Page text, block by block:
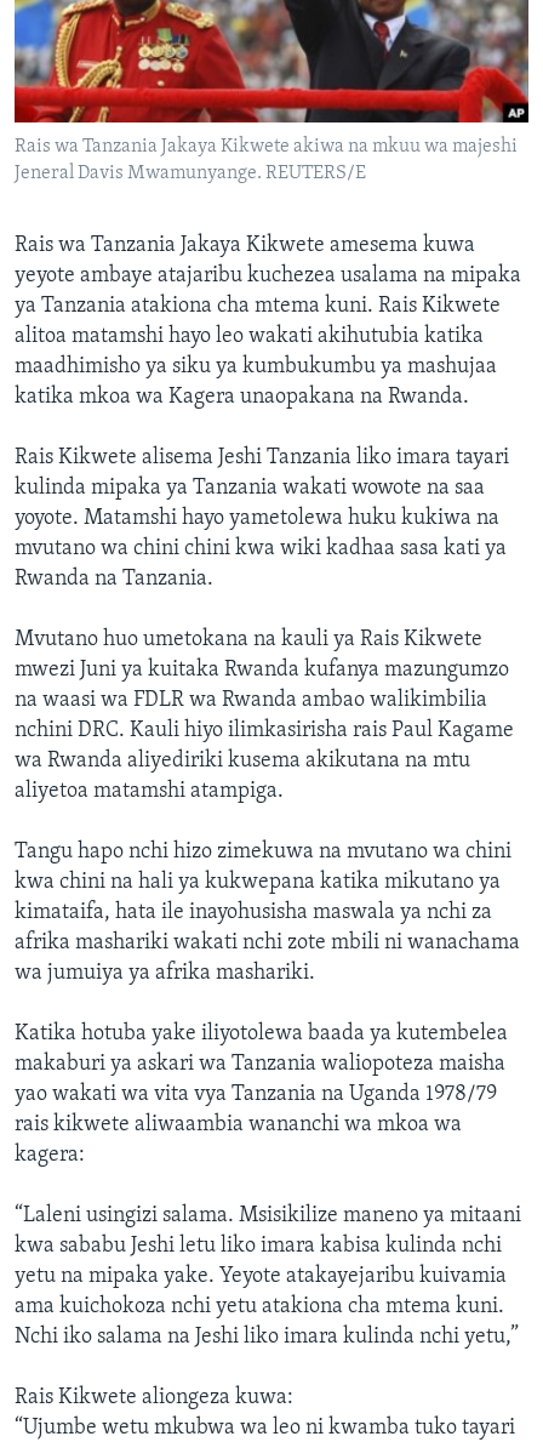
Rais wa Tanzania Jakaya Kikwete akiwa na mkuu wa majeshi
Jeneral Davis Mwamunyange. REUTERS/E
Rais wa Tanzania Jakaya Kikwete amesema kuwa
yeyote ambaye atajaribu kuchezea usalama na mipaka
ya Tanzania atakiona cha mtema kuni. Rais Kikwete
alitoa matamshi hayo leo wakati akihutubia katika
maadhimisho ya siku ya kumbukumbu ya mashujaa
katika mkoa wa Kagera unaopakana na Rwanda.
Rais Kikwete alisema Jeshi Tanzania liko imara tayari
kulinda mipaka ya Tanzania wakati wowote na saa
yoyote. Matamshi hayo yametolewa huku kukiwa na
mvutano wa chini chini kwa wiki kadhaa sasa kati ya
Rwanda na Tanzania.
Mvutano huo umetokana na kauli ya Rais Kikwete
mwezi Juni ya kuitaka Rwanda kufanya mazungumzo
na waasi wa FDLR wa Rwanda ambao walikimbilia
nchini DRC. Kauli hiyo ilimkasirisha rais Paul Kagame
wa Rwanda aliyediriki kusema akikutana na mtu
aliyetoa matamshi atampiga.
Tangu hapo nchi hizo zimekuwa na mvutano wa chini
kwa chini na hali ya kukwepana katika mikutano ya
kimataifa, hata ile inayohusisha maswala ya nchi za
afrika mashariki wakati nchi zote mbili ni wanachama
wa jumuiya ya afrika mashariki.
Katika hotuba yake iliyotolewa baada ya kutembelea
makaburi ya askari wa Tanzania waliopoteza maisha
yao wakati wa vita vya Tanzania na Uganda 1978/79
rais kikwete aliwaambia wananchi wa mkoa wa
kagera:
“Laleni usingizi salama. Msisikilize maneno ya mitaani
kwa sababu Jeshi letu liko imara kabisa kulinda nchi
yetu na mipaka yake. Yeyote atakayejaribu kuivamia
ama kuichokoza nchi yetu atakiona cha mtema kuni.
Nchi iko salama na Jeshi liko imara kulinda nchi yetu,”
Rais Kikwete aliongeza kuwa:
“Ujumbe wetu mkubwa wa leo ni kwamba tuko tayari